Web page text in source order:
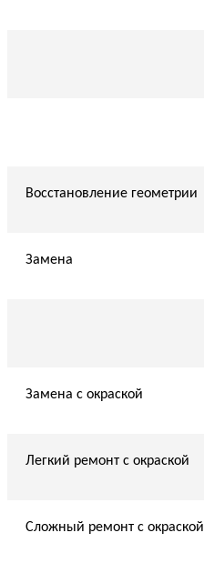
Восстановление геометрии
Замена
Замена с окраской
Легкий ремонт с окраской
Сложный ремонт с окраской